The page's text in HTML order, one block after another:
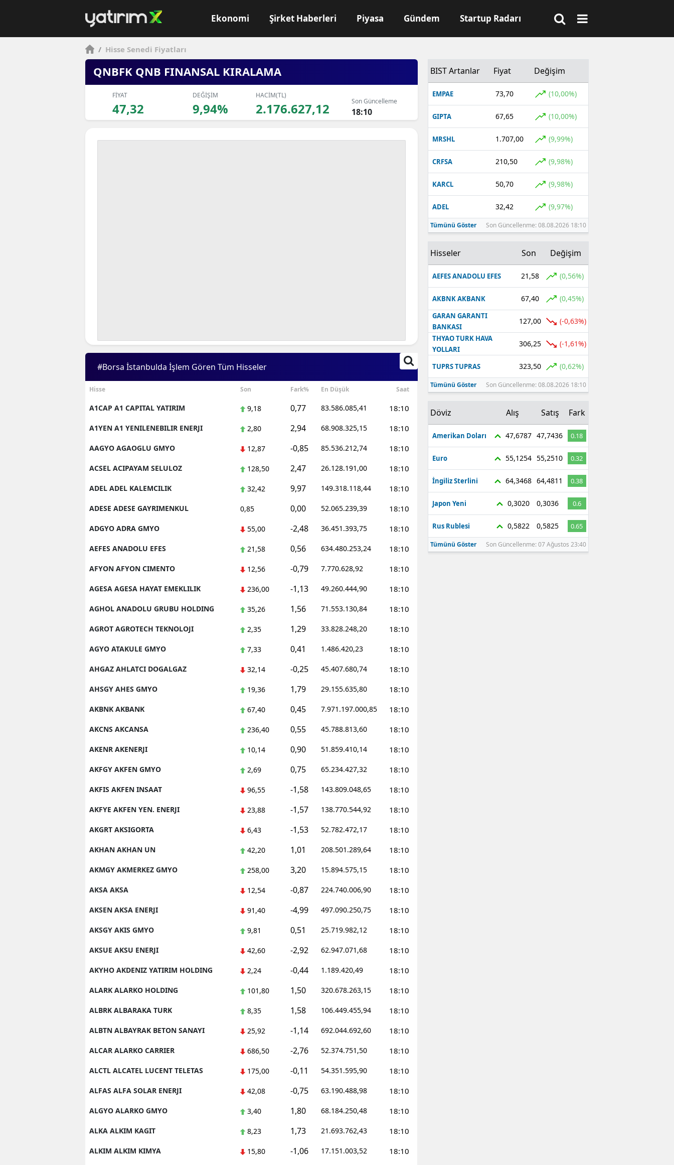
Ekonomi Şirket Haberleri Piyasa Gündem Startup Radarı
/ Hisse Senedi Fiyatları
QNBFK QNB FINANSAL KIRALAMA
FİYAT
47,32
DEĞİŞİM
9,94%
HACİM(TL)
2.176.627,12 Son Güncelleme
18:10
#Borsa İstanbulda İşlem Gören Tüm Hisseler
Hisse Son Fark% En Düşük Saat
A1CAP A1 CAPITAL YATIRIM 9,18 0,77 83.586.085,41 18:10
A1YEN A1 YENILENEBILIR ENERJI 2,80 2,94 68.908.325,15 18:10
AAGYO AGAOGLU GMYO 12,87 -0,85 85.536.212,74 18:10
ACSEL ACIPAYAM SELULOZ 128,50 2,47 26.128.191,00 18:10
ADEL ADEL KALEMCILIK 32,42 9,97 149.318.118,44 18:10
ADESE ADESE GAYRIMENKUL 0,85 0,00 52.065.239,39 18:10
ADGYO ADRA GMYO 55,00 -2,48 36.451.393,75 18:10
AEFES ANADOLU EFES 21,58 0,56 634.480.253,24 18:10
AFYON AFYON CIMENTO 12,56 -0,79 7.770.628,92 18:10
AGESA AGESA HAYAT EMEKLILIK 236,00 -1,13 49.260.444,90 18:10
AGHOL ANADOLU GRUBU HOLDING 35,26 1,56 71.553.130,84 18:10
AGROT AGROTECH TEKNOLOJI 2,35 1,29 33.828.248,20 18:10
AGYO ATAKULE GMYO 7,33 0,41 1.486.420,23 18:10
AHGAZ AHLATCI DOGALGAZ 32,14 -0,25 45.407.680,74 18:10
AHSGY AHES GMYO 19,36 1,79 29.155.635,80 18:10
AKBNK AKBANK 67,40 0,45 7.971.197.000,85 18:10
AKCNS AKCANSA 236,40 0,55 45.788.813,60 18:10
AKENR AKENERJI 10,14 0,90 51.859.410,14 18:10
AKFGY AKFEN GMYO 2,69 0,75 65.234.427,32 18:10
AKFIS AKFEN INSAAT 96,55 -1,58 143.809.048,65 18:10
AKFYE AKFEN YEN. ENERJI 23,88 -1,57 138.770.544,92 18:10
AKGRT AKSIGORTA 6,43 -1,53 52.782.472,17 18:10
AKHAN AKHAN UN 42,20 1,01 208.501.289,64 18:10
AKMGY AKMERKEZ GMYO 258,00 3,20 15.894.575,15 18:10
AKSA AKSA 12,54 -0,87 224.740.006,90 18:10
AKSEN AKSA ENERJI 91,40 -4,99 497.090.250,75 18:10
AKSGY AKIS GMYO 9,81 0,51 25.719.982,12 18:10
AKSUE AKSU ENERJI 42,60 -2,92 62.947.071,68 18:10
AKYHO AKDENIZ YATIRIM HOLDING 2,24 -0,44 1.189.420,49 18:10
ALARK ALARKO HOLDING 101,80 1,50 320.678.263,15 18:10
ALBRK ALBARAKA TURK 8,35 1,58 106.449.455,94 18:10
ALBTN ALBAYRAK BETON SANAYI 25,92 -1,14 692.044.692,60 18:10
ALCAR ALARKO CARRIER 686,50 -2,76 52.374.751,50 18:10
ALCTL ALCATEL LUCENT TELETAS 175,00 -0,11 54.351.595,90 18:10
ALFAS ALFA SOLAR ENERJI 42,08 -0,75 63.190.488,98 18:10
ALGYO ALARKO GMYO 3,40 1,80 68.184.250,48 18:10
ALKA ALKIM KAGIT 8,23 1,73 21.693.762,43 18:10
ALKIM ALKIM KIMYA 15,80 -1,06 17.151.003,52 18:10
BIST Artanlar Fiyat Değişim
EMPAE 73,70 (10,00%)
GIPTA 67,65 (10,00%)
MRSHL 1.707,00 (9,99%)
CRFSA 210,50 (9,98%)
KARCL 50,70 (9,98%)
ADEL 32,42 (9,97%)
Tümünü Göster Son Güncellenme: 08.08.2026 18:10
Hisseler Son Değişim
AEFES ANADOLU EFES 21,58 (0,56%)
AKBNK AKBANK 67,40 (0,45%)
GARAN GARANTI
BANKASI
127,00 (-0,63%)
THYAO TURK HAVA
YOLLARI
306,25 (-1,61%)
TUPRS TUPRAS 323,50 (0,62%)
Tümünü Göster Son Güncellenme: 08.08.2026 18:10
Döviz Alış Satış Fark
Amerikan Doları 47,6787 47,7436 0.18
Euro 55,1254 55,2510 0.32
İngiliz Sterlini 64,3468 64,4811 0.38
Japon Yeni 0,3020 0,3036 0.6
Rus Rublesi 0,5822 0,5825 0.65
Tümünü Göster Son Güncellenme: 07 Ağustos 23:40